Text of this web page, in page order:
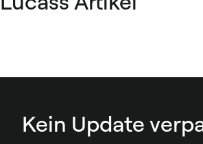
Kein Update